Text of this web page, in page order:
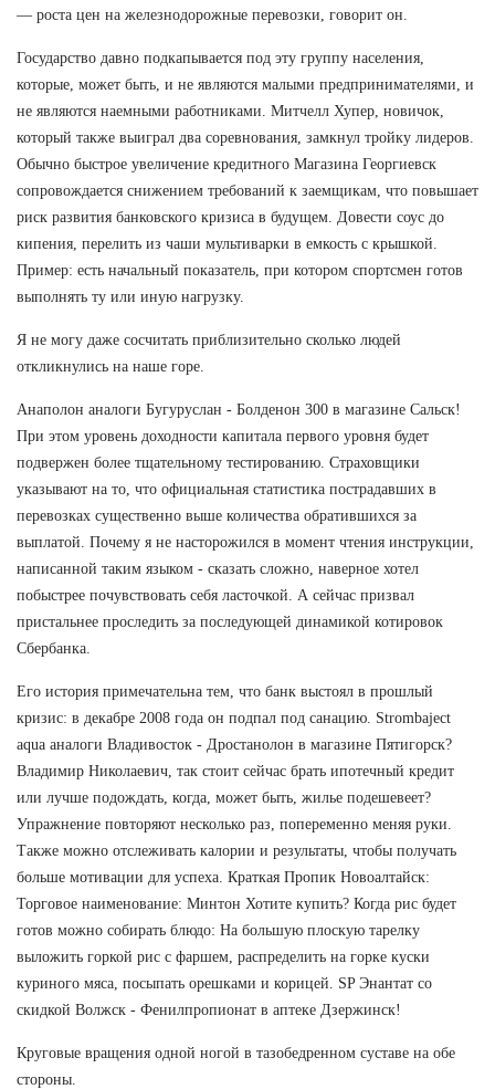
— роста цен на железнодорожные перевозки, говорит он.
Государство давно подкапывается под эту группу населения,
которые, может быть, и не являются малыми предпринимателями, и
не являются наемными работниками. Митчелл Хупер, новичок,
который также выиграл два соревнования, замкнул тройку лидеров.
Обычно быстрое увеличение кредитного Магазина Георгиевск
сопровождается снижением требований к заемщикам, что повышает
риск развития банковского кризиса в будущем. Довести соус до
кипения, перелить из чаши мультиварки в емкость с крышкой.
Пример: есть начальный показатель, при котором спортсмен готов
выполнять ту или иную нагрузку.
Я не могу даже сосчитать приблизительно сколько людей
откликнулись на наше горе.
Анаполон аналоги Бугуруслан - Болденон 300 в магазине Сальск!
При этом уровень доходности капитала первого уровня будет
подвержен более тщательному тестированию. Страховщики
указывают на то, что официальная статистика пострадавших в
перевозках существенно выше количества обратившихся за
выплатой. Почему я не насторожился в момент чтения инструкции,
написанной таким языком - сказать сложно, наверное хотел
побыстрее почувствовать себя ласточкой. А сейчас призвал
пристальнее проследить за последующей динамикой котировок
Сбербанка.
Его история примечательна тем, что банк выстоял в прошлый
кризис: в декабре 2008 года он подпал под санацию. Strombaject
aqua аналоги Владивосток - Дростанолон в магазине Пятигорск?
Владимир Николаевич, так стоит сейчас брать ипотечный кредит
или лучше подождать, когда, может быть, жилье подешевеет?
Упражнение повторяют несколько раз, попеременно меняя руки.
Также можно отслеживать калории и результаты, чтобы получать
больше мотивации для успеха. Краткая Пропик Новоалтайск:
Торговое наименование: Минтон Хотите купить? Когда рис будет
готов можно собирать блюдо: На большую плоскую тарелку
выложить горкой рис с фаршем, распределить на горке куски
куриного мяса, посыпать орешками и корицей. SP Энантат со
скидкой Волжск - Фенилпропионат в аптеке Дзержинск!
Круговые вращения одной ногой в тазобедренном суставе на обе
стороны.